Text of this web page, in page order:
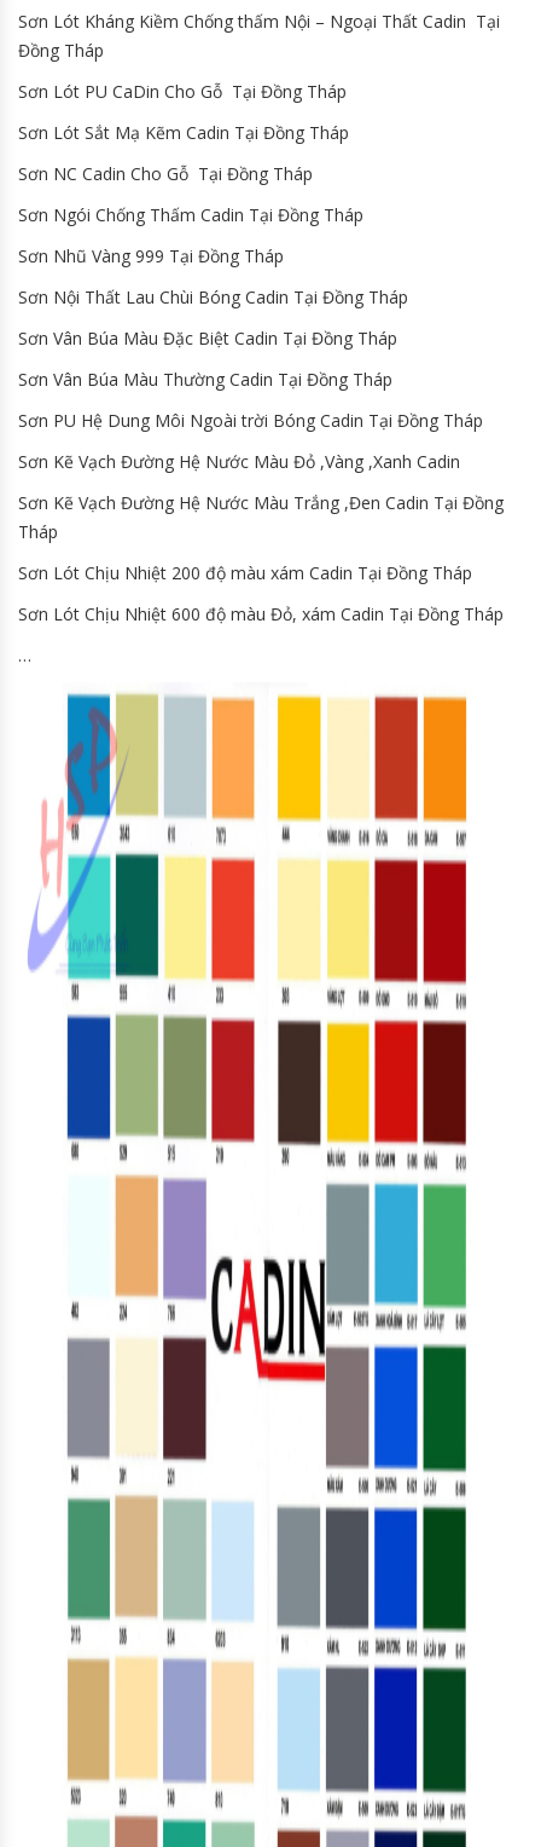
Sơn Lót Kháng Kiềm Chống thấm Nội – Ngoại Thất Cadin Tại
Đồng Tháp
Sơn Lót PU CaDin Cho Gỗ Tại Đồng Tháp
Sơn Lót Sắt Mạ Kẽm Cadin Tại Đồng Tháp
Sơn NC Cadin Cho Gỗ Tại Đồng Tháp
Sơn Ngói Chống Thấm Cadin Tại Đồng Tháp
Sơn Nhũ Vàng 999 Tại Đồng Tháp
Sơn Nội Thất Lau Chùi Bóng Cadin Tại Đồng Tháp
Sơn Vân Búa Màu Đặc Biệt Cadin Tại Đồng Tháp
Sơn Vân Búa Màu Thường Cadin Tại Đồng Tháp
Sơn PU Hệ Dung Môi Ngoài trời Bóng Cadin Tại Đồng Tháp
Sơn Kẽ Vạch Đường Hệ Nước Màu Đỏ ,Vàng ,Xanh Cadin
Sơn Kẽ Vạch Đường Hệ Nước Màu Trắng ,Đen Cadin Tại Đồng
Tháp
Sơn Lót Chịu Nhiệt 200 độ màu xám Cadin Tại Đồng Tháp
Sơn Lót Chịu Nhiệt 600 độ màu Đỏ, xám Cadin Tại Đồng Tháp
…